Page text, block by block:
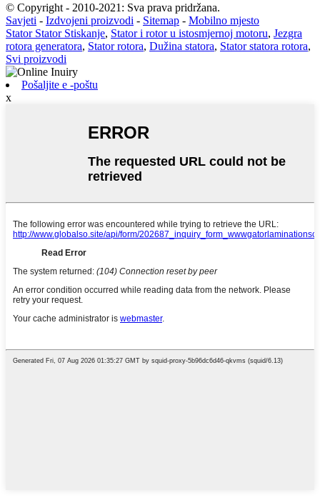
© Copyright - 2010-2021: Sva prava pridržana.
Savjeti - Izdvojeni proizvodi - Sitemap - Mobilno mjesto
Stator Stator Stiskanje, Stator i rotor u istosmjernoj motoru, Jezgra
rotora generatora, Stator rotora, Dužina statora, Stator statora rotora,
Svi proizvodi
Pošaljite e -poštu
x